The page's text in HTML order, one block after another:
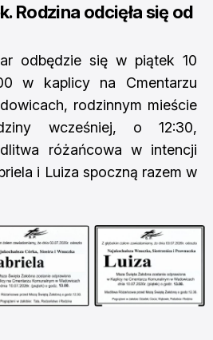
Rodzina odcięła się od
odbędzie się w piątek 10
w kaplicy na Cmentarzu
rodzinnym mieście
wcześniej, o 12:30,
różańcowa w intencji
i Luiza spoczną razem w